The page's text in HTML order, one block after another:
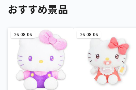
おすすめ景品
26.08.06 26.08.06